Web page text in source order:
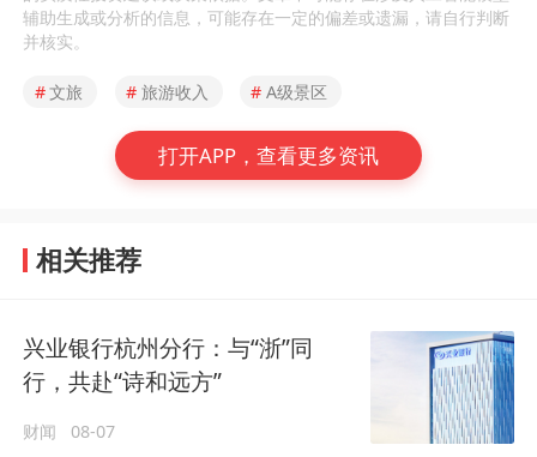
辅助生成或分析的信息，可能存在一定的偏差或遗漏，请自行判断
并核实。
#文旅 # 旅游收入 # A级景区
打开APP，查看更多资讯
相关推荐
兴业银行杭州分行：与“浙”同
行，共赴“诗和远方”
财闻 08-07